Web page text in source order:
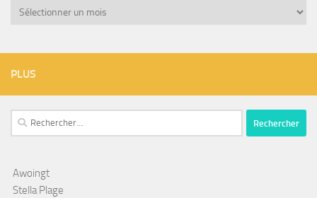
Archives
PLUS
Rechercher :
Awoingt
Stella Plage